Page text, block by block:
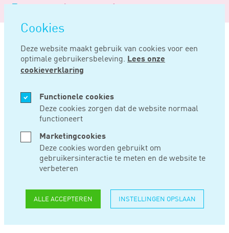
overslaan
Cookies
Deze website maakt gebruik van cookies voor een
optimale gebruikersbeleving. Lees onze
cookieverklaring
Functionele cookies
Deze cookies zorgen dat de website normaal
functioneert
Marketingcookies
Deze cookies worden gebruikt om
gebruikersinteractie te meten en de website te
verbeteren
ALLE ACCEPTEREN INSTELLINGEN OPSLAAN
Logo
Noord
Negentig
Home Nieuws
SEP 19, 2023
BIJ MISBRUIK VAN
RECHT BTW
VERSCHULDIGD
OVER VERKAPT
DIVIDEND